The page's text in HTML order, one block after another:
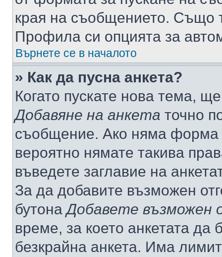
края на съобщението. Също
Профила си опцията за
Върнете се в началото
» Как да пусна анкета?
Когато пускате нова тема,
Добавяне на анкета точно
съобщение. Ако няма форма
вероятно нямате такива
въведете заглавие на
За да добавите възможен
бутонаДобавете възможен
време, за което анкетата да
безкрайна анкета. Има